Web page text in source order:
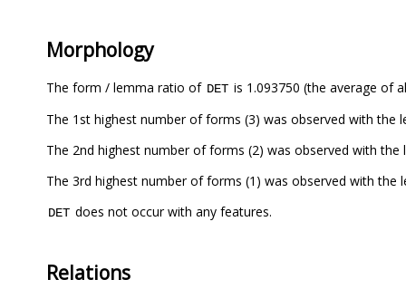
Morphology
The form / lemma ratio of DET is 1.093750 (the average of
The 1st highest number of forms (3) was observed with the
The 2nd highest number of forms (2) was observed with the
The 3rd highest number of forms (1) was observed with the
DET does not occur with any features.
Relations